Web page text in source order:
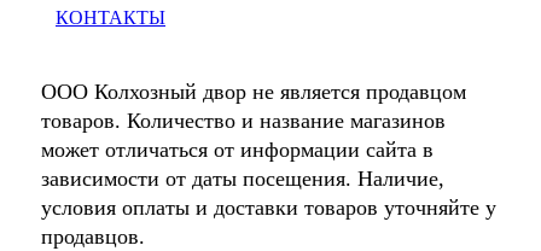
КОНТАКТЫ
ООО Колхозный двор не является продавцом
товаров. Количество и название магазинов
может отличаться от информации сайта в
зависимости от даты посещения. Наличие,
условия оплаты и доставки товаров уточняйте у
продавцов.